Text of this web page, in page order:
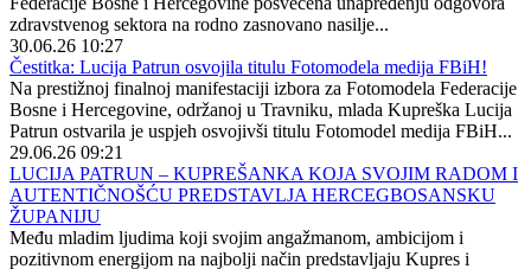
zdravstvenog sektora na rodno zasnovano nasilje...
30.06.26 10:27
Čestitka: Lucija Patrun osvojila titulu Fotomodela medija FBiH!
Na prestižnoj finalnoj manifestaciji izbora za Fotomodela Federacije
Bosne i Hercegovine, održanoj u Travniku, mlada Kupreška Lucija
Patrun ostvarila je uspjeh osvojivši titulu Fotomodel medija FBiH...
29.06.26 09:21
LUCIJA PATRUN – KUPREŠANKA KOJA SVOJIM RADOM I
AUTENTIČNOŠĆU PREDSTAVLJA HERCEGBOSANSKU
ŽUPANIJU
Među mladim ljudima koji svojim angažmanom, ambicijom i
pozitivnom energijom na najbolji način predstavljaju Kupres i